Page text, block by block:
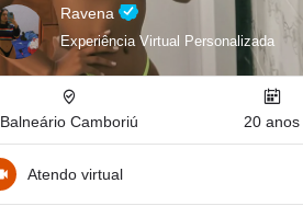
Ravena
Experiência Virtual Personalizada
Balneário Camboriú 20 anos
Atendo virtual